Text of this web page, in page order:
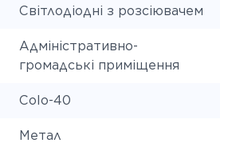
Світлодіодні з розсіювачем
Адміністративно-
громадські приміщення
Colo-40
Метал